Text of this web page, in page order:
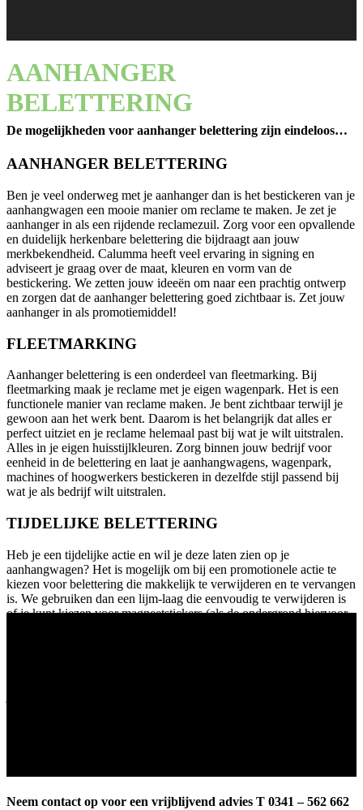
AANHANGER
BELETTERING
De mogelijkheden voor aanhanger belettering zijn eindeloos…
AANHANGER BELETTERING
Ben je veel onderweg met je aanhanger dan is het bestickeren van je
aanhangwagen een mooie manier om reclame te maken. Je zet je
aanhanger in als een rijdende reclamezuil. Zorg voor een opvallende
en duidelijk herkenbare belettering die bijdraagt aan jouw
merkbekendheid. Calumma heeft veel ervaring in signing en
adviseert je graag over de maat, kleuren en vorm van de
bestickering. We zetten jouw ideeën om naar een prachtig ontwerp
en zorgen dat de aanhanger belettering goed zichtbaar is. Zet jouw
aanhanger in als promotiemiddel!
FLEETMARKING
Aanhanger belettering is een onderdeel van fleetmarking. Bij
fleetmarking maak je reclame met je eigen wagenpark. Het is een
functionele manier van reclame maken. Je bent zichtbaar terwijl je
gewoon aan het werk bent. Daarom is het belangrijk dat alles er
perfect uitziet en je reclame helemaal past bij wat je wilt uitstralen.
Alles in je eigen huisstijlkleuren. Zorg binnen jouw bedrijf voor
eenheid in de belettering en laat je aanhangwagens, wagenpark,
machines of hoogwerkers bestickeren in dezelfde stijl passend bij
wat je als bedrijf wilt uitstralen.
TIJDELIJKE BELETTERING
Heb je een tijdelijke actie en wil je deze laten zien op je
aanhangwagen? Het is mogelijk om bij een promotionele actie te
kiezen voor belettering die makkelijk te verwijderen en te vervangen
is. We gebruiken dan een lijm-laag die eenvoudig te verwijderen is
of je kunt kiezen voor magneetstickers (als de ondergrond hiervoor
Neem contact op voor een vrijblijvend advies T 0341 – 562 662